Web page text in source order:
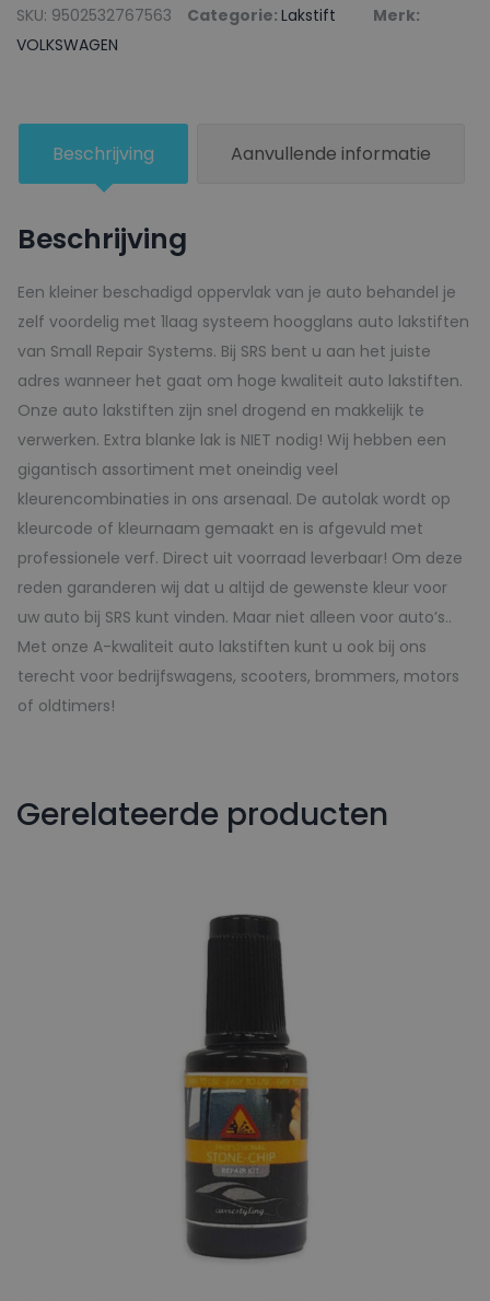
AZUR
GREEN
aantal
SKU: 9502532767563 Categorie: Lakstift
Merk:
VOLKSWAGEN
Beschrijving Aanvullende informatie
Beschrijving
Een kleiner beschadigd oppervlak van je auto behandel je
zelf voordelig met 1laag systeem hoogglans auto lakstiften
van Small Repair Systems. Bij SRS bent u aan het juiste
adres wanneer het gaat om hoge kwaliteit auto lakstiften.
Onze auto lakstiften zijn snel drogend en makkelijk te
verwerken. Extra blanke lak is NIET nodig! Wij hebben een
gigantisch assortiment met oneindig veel
kleurencombinaties in ons arsenaal. De autolak wordt op
kleurcode of kleurnaam gemaakt en is afgevuld met
professionele verf. Direct uit voorraad leverbaar! Om deze
reden garanderen wij dat u altijd de gewenste kleur voor
uw auto bij SRS kunt vinden. Maar niet alleen voor auto’s..
Met onze A-kwaliteit auto lakstiften kunt u ook bij ons
terecht voor bedrijfswagens, scooters, brommers, motors
of oldtimers!
Gerelateerde producten